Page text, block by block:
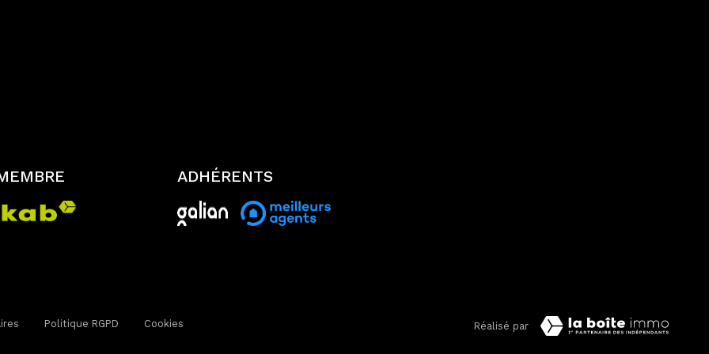
», sur laquelle vous pouvez vous inscrire ici :
personnelles, nous vous invitons à ne pas inscrire de Données sensibles dans le
lesPolitiques de Confidentialité et esConditions d'utilisation
ADHÉRENTS
Politique RGPD Cookies Réalisé par